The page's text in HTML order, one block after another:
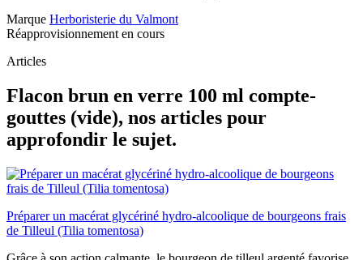
Marque Herboristerie du Valmont
Réapprovisionnement en cours
Articles
Flacon brun en verre 100 ml compte-
gouttes (vide), nos articles pour
approfondir le sujet.
Préparer un macérat glycériné hydro-alcoolique de bourgeons frais
de Tilleul (Tilia tomentosa)